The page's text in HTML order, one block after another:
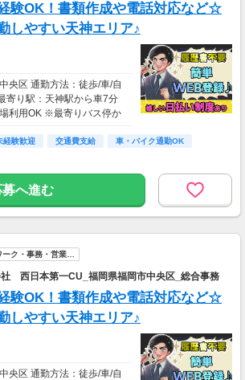
験OK！書類作成や電話対応など☆
しやすい天神エリア♪
央区 通勤方法：徒歩/車/自
寄り駅：天神駅から車7分
利用OK ※最寄りバス停か
経験歓迎 交通費支給 車・バイク通勤OK
募へ進む
ク・事務・営業…
西日本第一CU_福岡県福岡市中央区_総合事務
験OK！書類作成や電話対応など☆
しやすい天神エリア♪
央区 通勤方法：徒歩/車/自